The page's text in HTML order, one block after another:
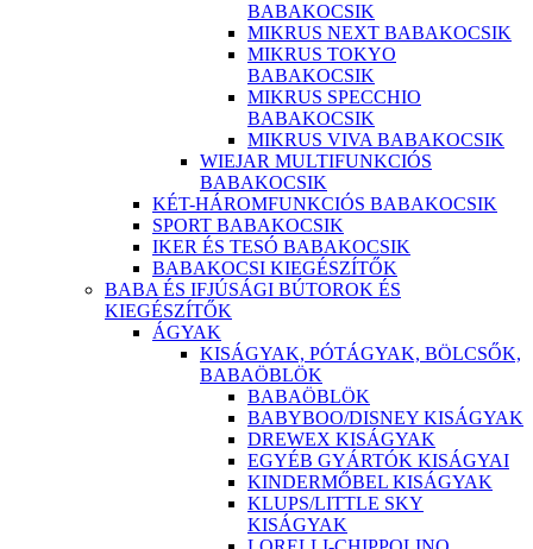
BABAKOCSIK
MIKRUS NEXT BABAKOCSIK
MIKRUS TOKYO
BABAKOCSIK
MIKRUS SPECCHIO
BABAKOCSIK
MIKRUS VIVA BABAKOCSIK
WIEJAR MULTIFUNKCIÓS
BABAKOCSIK
KÉT-HÁROMFUNKCIÓS BABAKOCSIK
SPORT BABAKOCSIK
IKER ÉS TESÓ BABAKOCSIK
BABAKOCSI KIEGÉSZÍTŐK
BABA ÉS IFJÚSÁGI BÚTOROK ÉS
KIEGÉSZÍTŐK
ÁGYAK
KISÁGYAK, PÓTÁGYAK, BÖLCSŐK,
BABAÖBLÖK
BABAÖBLÖK
BABYBOO/DISNEY KISÁGYAK
DREWEX KISÁGYAK
EGYÉB GYÁRTÓK KISÁGYAI
KINDERMŐBEL KISÁGYAK
KLUPS/LITTLE SKY
KISÁGYAK